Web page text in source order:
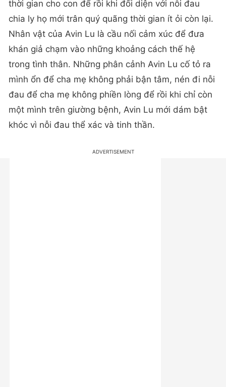
thời gian cho con để rồi khi đối diện với nỗi đau
chia ly họ mới trân quý quãng thời gian ít ỏi còn lại.
Nhân vật của Avin Lu là cầu nối cảm xúc để đưa
khán giả chạm vào những khoảng cách thế hệ
trong tình thân. Những phân cảnh Avin Lu cố tỏ ra
mình ổn để cha mẹ không phải bận tâm, nén đi nỗi
đau để cha mẹ không phiền lòng để rồi khi chỉ còn
một mình trên giường bệnh, Avin Lu mới dám bật
khóc vì nỗi đau thể xác và tinh thần.